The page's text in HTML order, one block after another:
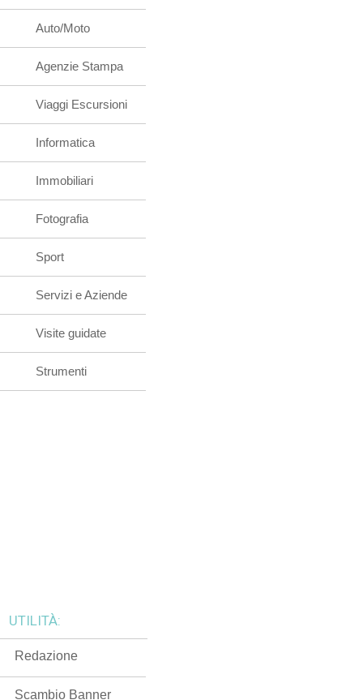
Auto/Moto
Agenzie Stampa
Viaggi Escursioni
Informatica
Immobiliari
Fotografia
Sport
Servizi e Aziende
Visite guidate
Strumenti
UTILITÀ:
Redazione
Scambio Banner